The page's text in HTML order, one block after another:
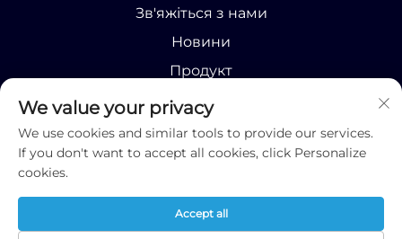
Зв'яжіться з нами
Новини
Продукт
конфіденційності
We value your privacy
We use cookies and similar tools to provide our services.
If you don't want to accept all cookies, click Personalize
cookies.
Accept all